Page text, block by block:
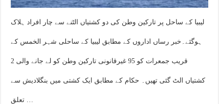
لیبیا کے ساحل پر تارکین وطن کی دو کشتیاں الٹنے سے چار افراد ہلاک
ہوگئے۔خبر رساں اداروں کے مطابق لیبیا کے ساحلی شہر الخمس کے
قریب جمعرات کو 95 غیرقانونی تارکین وطن کو لے جانے والی 2
کشتیاں الٹ گئی تھیں۔ حکام کے مطابق ایک کشتی میں بنگلادیش سے